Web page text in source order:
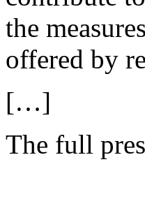
the
offered by
[…]
The full